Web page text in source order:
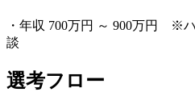
・年収 700万円 ～ 900万円 ※
談
選考フロー